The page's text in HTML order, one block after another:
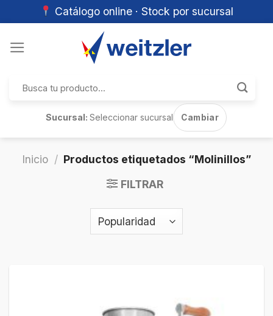
Catálogo online · Stock por sucursal
por:
Sucursal:Seleccionar sucursal Cambiar
Inicio / Productos etiquetados “Molinillos”
FILTRAR